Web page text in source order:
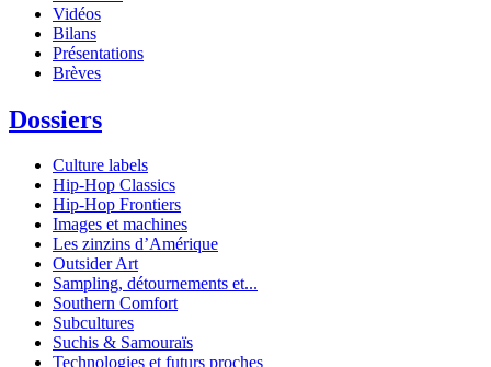
Vidéos
Bilans
Présentations
Brèves
Dossiers
Culture labels
Hip-Hop Classics
Hip-Hop Frontiers
Images et machines
Les zinzins d’Amérique
Outsider Art
Sampling, détournements et...
Southern Comfort
Subcultures
Suchis & Samouraïs
Technologies et futurs proches